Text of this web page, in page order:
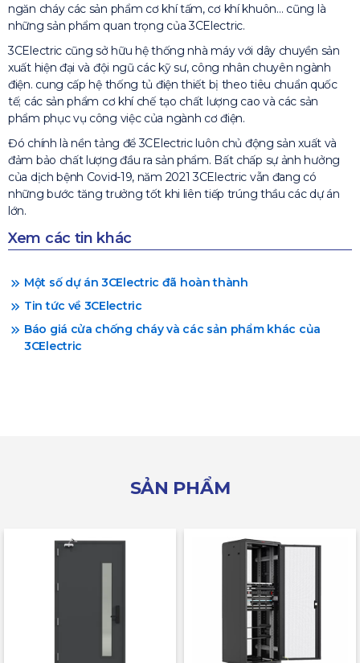
ngăn cháy các sản phẩm cơ khí tấm, cơ khí khuôn… cũng là
những sản phẩm quan trọng của 3CElectric.
3CElectric cũng sở hữu hệ thống nhà máy với dây chuyền sản
xuất hiện đại và đội ngũ các kỹ sư, công nhân chuyên ngành
điện. cung cấp hệ thống tủ điện thiết bị theo tiêu chuẩn quốc
tế; các sản phẩm cơ khí chế tạo chất lượng cao và các sản
phẩm phục vụ công việc của ngành cơ điện.
Đó chính là nền tảng để 3CElectric luôn chủ động sản xuất và
đảm bảo chất lượng đầu ra sản phẩm. Bất chấp sự ảnh hưởng
của dịch bệnh Covid-19, năm 2021 3CElectric vẫn đang có
những bước tăng trưởng tốt khi liên tiếp trúng thầu các dự án
lớn.
Xem các tin khác
Một số dự án 3CElectric đã hoàn thành
Tin tức về 3CElectric
Báo giá cửa chống cháy và các sản phẩm khác của
3CElectric
SẢN PHẨM